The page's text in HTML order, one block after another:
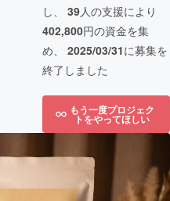
し、 39人の支援により
402,800円の資金を集
め、 2025/03/31に募集を
終了しました
もう一度プロジェク
トをやってほしい